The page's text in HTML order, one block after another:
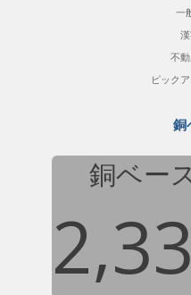
一
不
ピック
銅
銅ベー